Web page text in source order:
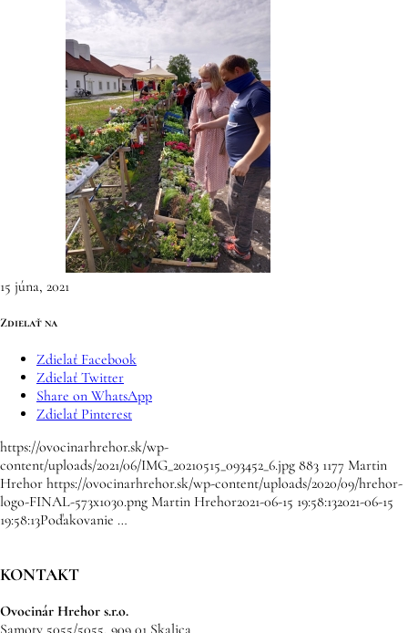
15 júna, 2021
Zdielať na
Zdielať Facebook
Zdielať Twitter
Share on WhatsApp
Zdielať Pinterest
https://ovocinarhrehor.sk/wp-
content/uploads/2021/06/IMG_20210515_093452_6.jpg 883 1177 Martin
Hrehor https://ovocinarhrehor.sk/wp-content/uploads/2020/09/hrehor-
logo-FINAL-573x1030.png Martin Hrehor2021-06-15 19:58:132021-06-15
19:58:13Poďakovanie …
KONTAKT
Ovocinár Hrehor s.r.o.
Samoty 5055/5055, 909 01 Skalica